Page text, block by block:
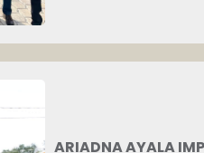
ARIADNA AYALA